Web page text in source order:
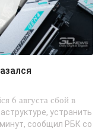
6 августа сбой в
устранить
сообщил РБК со